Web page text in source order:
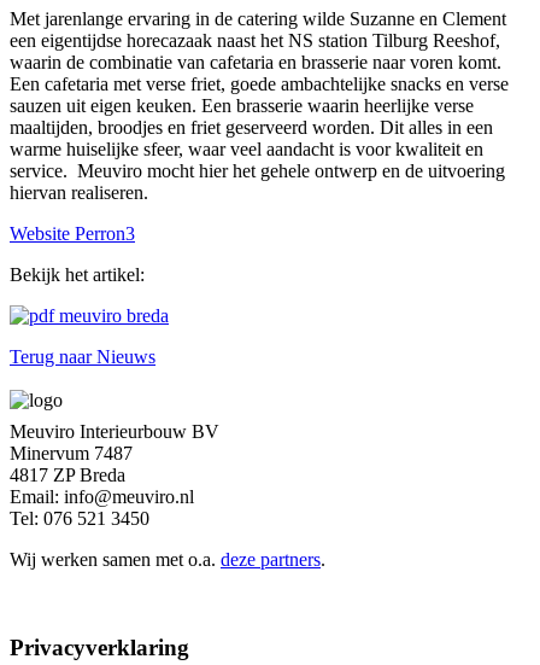
Met jarenlange ervaring in de catering wilde Suzanne en Clement
een eigentijdse horecazaak naast het NS station Tilburg Reeshof,
waarin de combinatie van cafetaria en brasserie naar voren komt.
Een cafetaria met verse friet, goede ambachtelijke snacks en verse
sauzen uit eigen keuken. Een brasserie waarin heerlijke verse
maaltijden, broodjes en friet geserveerd worden. Dit alles in een
warme huiselijke sfeer, waar veel aandacht is voor kwaliteit en
service. Meuviro mocht hier het gehele ontwerp en de uitvoering
hiervan realiseren.
Website Perron3
Bekijk het artikel:
Terug naar Nieuws
Meuviro Interieurbouw BV
Minervum 7487
4817 ZP Breda
Email: info@meuviro.nl
Tel: 076 521 3450
Wij werken samen met o.a. deze partners.
Privacyverklaring